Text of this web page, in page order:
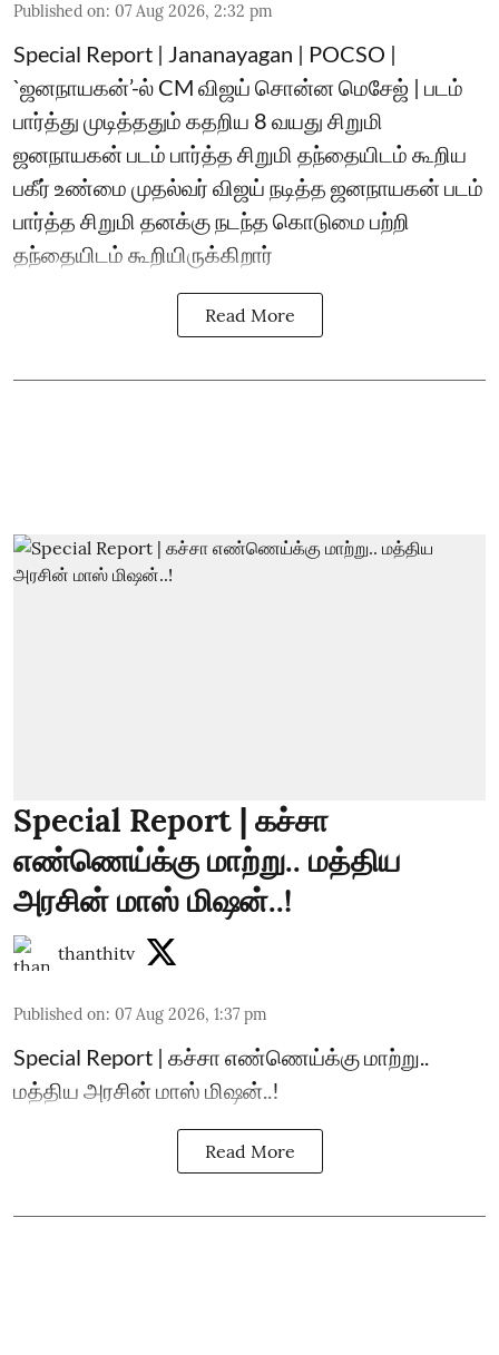
Published on: 07 Aug 2026, 2:32 pm
Special Report | Jananayagan | POCSO |
`ஜனநாயகன்’-ல் CM விஜய் சொன்ன மெசேஜ் | படம்
பார்த்து முடித்ததும் கதறிய 8 வயது சிறுமி
ஜனநாயகன் படம் பார்த்த சிறுமி தந்தையிடம் கூறிய
பகீர் உண்மை முதல்வர் விஜய் நடித்த ஜனநாயகன் படம்
பார்த்த சிறுமி தனக்கு நடந்த கொடுமை பற்றி
தந்தையிடம் கூறியிருக்கிறார்
Read More
Special Report | கச்சா
எண்ணெய்க்கு மாற்று.. மத்திய
அரசின் மாஸ் மிஷன்..!
thanthitv
Published on: 07 Aug 2026, 1:37 pm
Special Report | கச்சா எண்ணெய்க்கு மாற்று..
மத்திய அரசின் மாஸ் மிஷன்..!
Read More